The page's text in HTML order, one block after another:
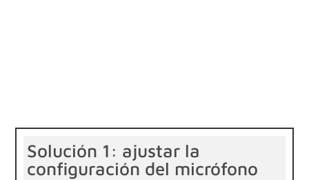
Solución 1: ajustar la
configuración del micrófono